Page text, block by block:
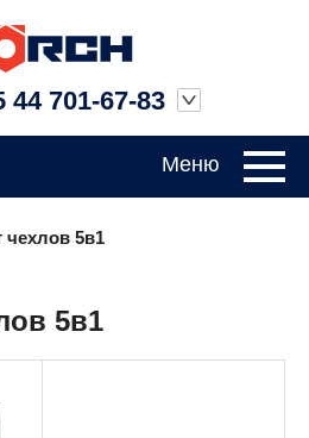
44 701-67-83
Меню
чехлов 5в1
5в1